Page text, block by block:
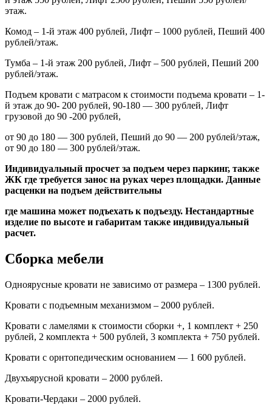
этаж.
Комод – 1-й этаж 400 рублей, Лифт – 1000 рублей, Пеший 400
рублей/этаж.
Тумба – 1-й этаж 200 рублей, Лифт – 500 рублей, Пеший 200
рублей/этаж.
Подъем кровати с матрасом к стоимости подъема кровати – 1-
й этаж до 90- 200 рублей, 90-180 — 300 рублей, Лифт
грузовой до 90 -200 рублей,
от 90 до 180 — 300 рублей, Пеший до 90 — 200 рублей/этаж,
от 90 до 180 — 300 рублей/этаж.
Индивидуальный просчет за подъем через паркинг, также
ЖК где требуется занос на руках через площадки. Данные
расценки на подъем действительны
где машина может подъехать к подъезду. Нестандартные
изделие по высоте и габаритам также индивидуальный
расчет.
Сборка мебели
Одноярусные кровати не зависимо от размера – 1300 рублей.
Кровати с подъемным механизмом – 2000 рублей.
Кровати с ламелями к стоимости сборки +, 1 комплект + 250
рублей, 2 комплекта + 500 рублей, 3 комплекта + 750 рублей.
Кровати с орнтопедическим основанием — 1 600 рублей.
Двухъярусной кровати – 2000 рублей.
Кровати-Чердаки – 2000 рублей.